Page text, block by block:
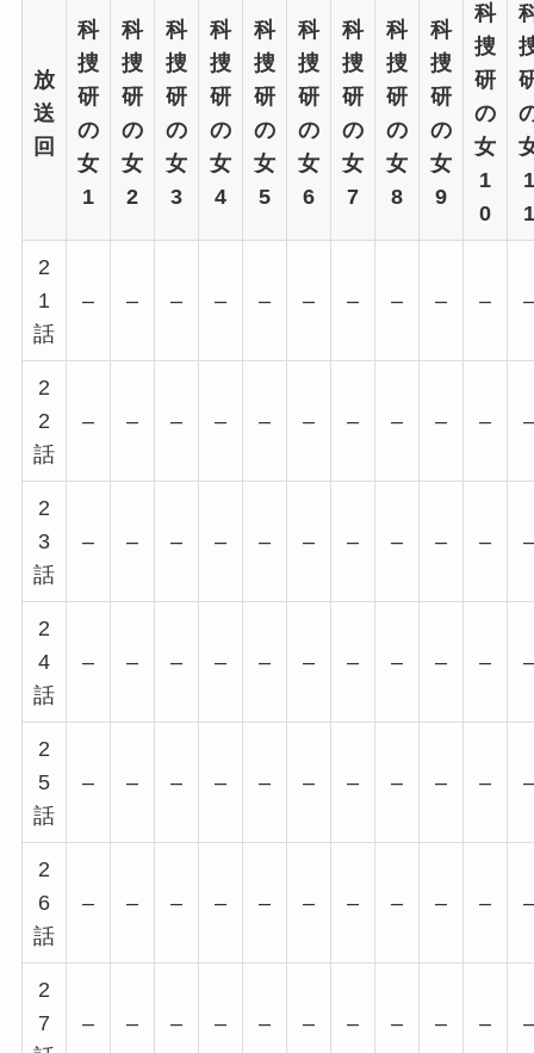
放
送
回
科
捜
研
の
女
1
科
捜
研
の
女
2
科
捜
研
の
女
3
科
捜
研
の
女
4
科
捜
研
の
女
5
科
捜
研
の
女
6
科
捜
研
の
女
7
科
捜
研
の
女
8
科
捜
研
の
女
9
科
捜
研
の
女
1
0
1
1
2
1
話
– – – – – – – – – – –
2
2
話
– – – – – – – – – – –
2
3
話
– – – – – – – – – – –
2
4
話
– – – – – – – – – – –
2
5
話
– – – – – – – – – – –
2
6
話
– – – – – – – – – – –
2
7
– – – – – – – – – – –